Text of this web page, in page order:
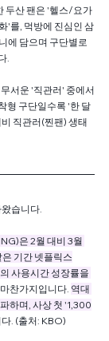
두산 팬은 '헬스/요가
'를, 먹방에 진심인 삼
에 담으며 구단별로
.
서운 '직관러' 중에서
형 구단일수록 '한 달
직관러(찐팬) 생태
습니다.
은 2월 대비 3월
기간 넷플릭스
사용시간 성장률을
찬가지입니다. 역대
하며, 사상 첫 '1,300
. (출처: KBO)